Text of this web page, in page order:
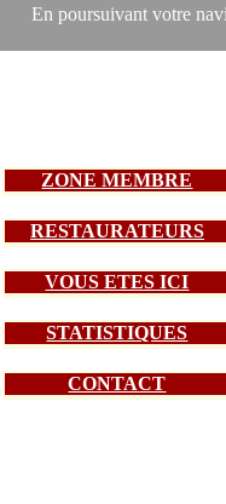
En poursuivant votre
ZONE MEMBRE
RESTAURATEURS
VOUS ETES ICI
STATISTIQUES
CONTACT